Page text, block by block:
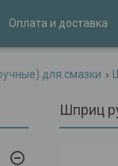
Оплата и доставка
для смазки
Шприц